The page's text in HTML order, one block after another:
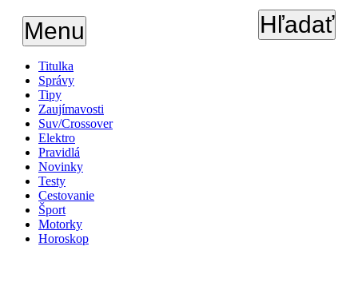
Menu Hľadať
Titulka
Správy
Tipy
Zaujímavosti
Suv/Crossover
Elektro
Pravidlá
Novinky
Testy
Cestovanie
Šport
Motorky
Horoskop